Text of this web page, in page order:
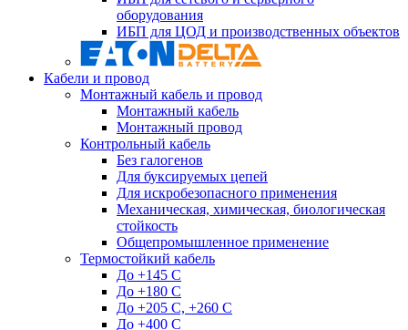
оборудования
ИБП для ЦОД и производственных объектов
Кабели и провод
Монтажный кабель и провод
Монтажный кабель
Монтажный провод
Контрольный кабель
Без галогенов
Для буксируемых цепей
Для искробезопасного применения
Механическая, химическая, биологическая
стойкость
Общепромышленное применение
Термостойкий кабель
До +145 С
До +180 C
До +205 С, +260 С
До +400 C